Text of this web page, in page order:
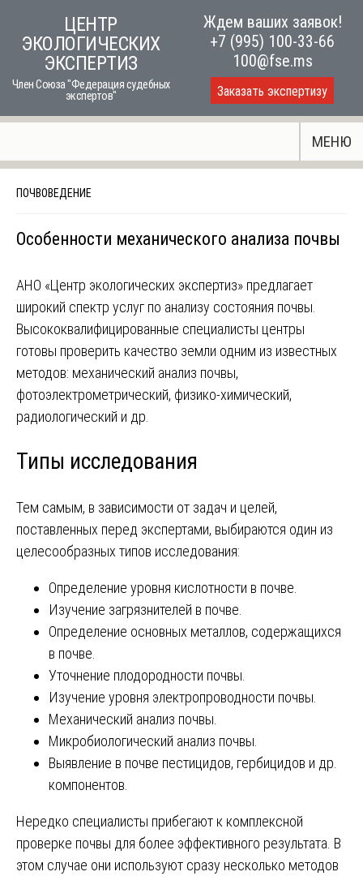
content
ЦЕНТР
ЭКОЛОГИЧЕСКИХ
ЭКСПЕРТИЗ
Член Союза "Федерация судебных
экспертов"
Ждем ваших заявок!
+7 (995) 100-33-66
100@fse.ms
Заказать экспертизу
МЕНЮ
ПОЧВОВЕДЕНИЕ
Особенности механического анализа почвы
АНО «Центр экологических экспертиз» предлагает
широкий спектр услуг по анализу состояния почвы.
Высококвалифицированные специалисты центры
готовы проверить качество земли одним из известных
методов: механический анализ почвы,
фотоэлектрометрический, физико-химический,
радиологический и др.
Типы исследования
Тем самым, в зависимости от задач и целей,
поставленных перед экспертами, выбираются один из
целесообразных типов исследования:
Определение уровня кислотности в почве.
Изучение загрязнителей в почве.
Определение основных металлов, содержащихся
в почве.
Уточнение плодородности почвы.
Изучение уровня электропроводности почвы.
Механический анализ почвы.
Микробиологический анализ почвы.
Выявление в почве пестицидов, гербицидов и др.
компонентов.
Нередко специалисты прибегают к комплексной
проверке почвы для более эффективного результата. В
этом случае они используют сразу несколько методов